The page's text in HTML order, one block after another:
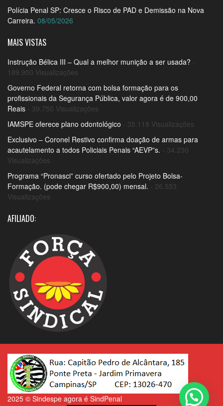
Polícia Penal SP: Cresce o Risco de PAD e Demissão na Nova
Carreira. 08/05/2026
MAIS VISTAS
Instrução Bélica III – Qual a melhor munição a ser usada? -
189.950 Visualizações
Governo Federal retorna com bolsa formação para os
profissionais da Segurança Pública, valor agora é de 900,00
Reais - 39.750 Visualizações
IAMSPE oferece plano odontológico - 35.118 Visualizações
Exclusivo – Coronel Restivo confirma doação de armas para
acautelamento a todos Policiais Penais “AEVP”s. - 34.230
Visualizações
Programa “Pronasci” curso ofertado pelo Projeto Bolsa-
Formação. (pode chegar R$900,00) mensal. - 26.553
Visualizações
AFILIADO:
2025 © Sindespe agora é SindPenal